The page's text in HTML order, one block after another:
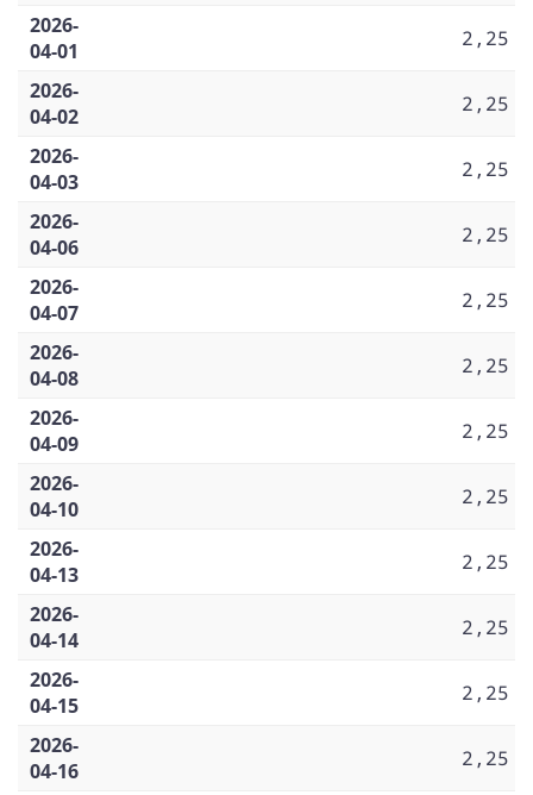
2026-
04-01
2,25
2026-
04-02
2,25
2026-
04-03
2,25
2026-
04-06
2,25
2026-
04-07
2,25
2026-
04-08
2,25
2026-
04-09
2,25
2026-
04-10
2,25
2026-
04-13
2,25
2026-
04-14
2,25
2026-
04-15
2,25
2026-
04-16
2,25